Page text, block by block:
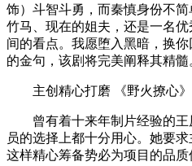
饰）斗智斗勇，而秦慎身份不
竹马、现在的姐夫，还是一名
间的看点。我愿堕入黑暗，换
的金句，该剧将完美阐释其精髓
主创精心打磨 《野火撩心》
曾有着十来年制片经验的王
员的选择上都十分用心。她要
这样精心筹备势必为项目的品质